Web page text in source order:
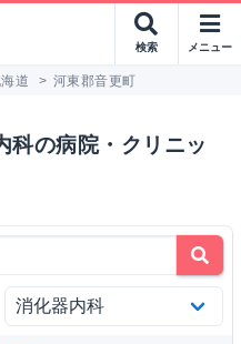
検索 メニュー
道 > 河東郡音更町
科の病院・クリニッ